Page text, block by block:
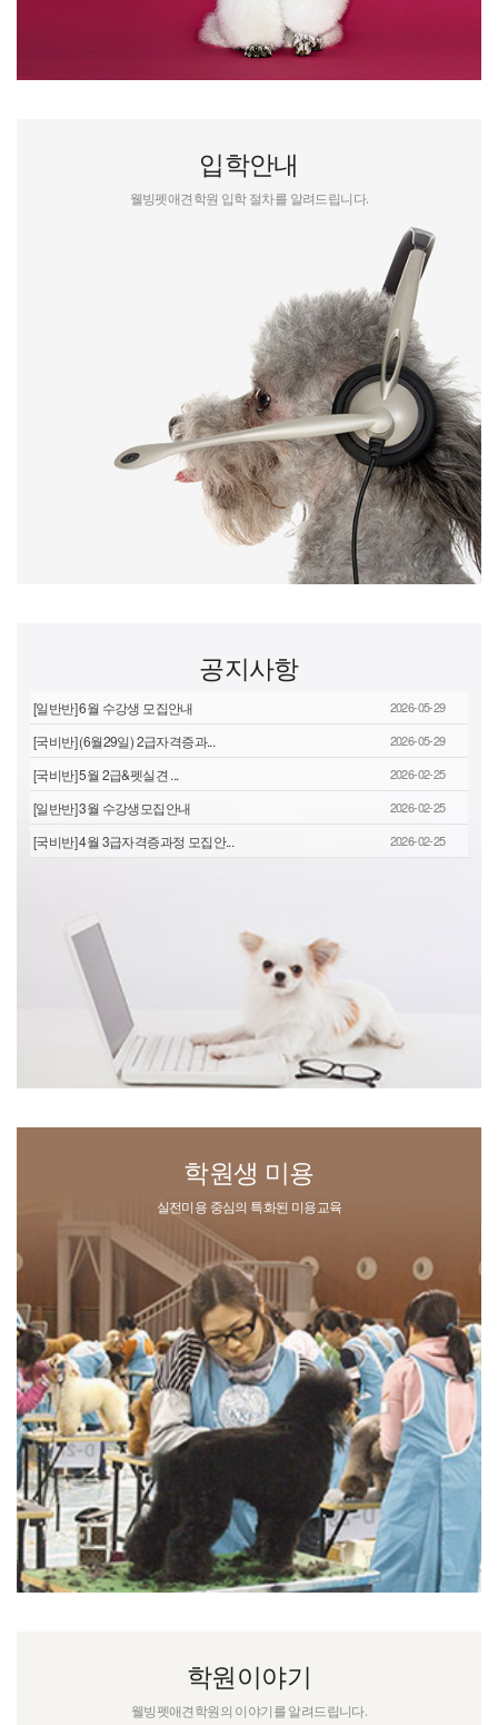
입학안내
웰빙펫애견학원 입학 절차를 알려드립니다.
공지사항
[일반반] 6월 수강생 모집안내 2026-05-29
[국비반] (6월29일) 2급자격증과... 2026-05-29
[국비반] 5월 2급&펫실견 ... 2026-02-25
[일반반] 3월 수강생모집안내 2026-02-25
[국비반] 4월 3급자격증과정 모집안... 2026-02-25
학원생 미용
실전미용 중심의 특화된 미용교육
학원이야기
웰빙펫애견학원의 이야기를 알려드립니다.